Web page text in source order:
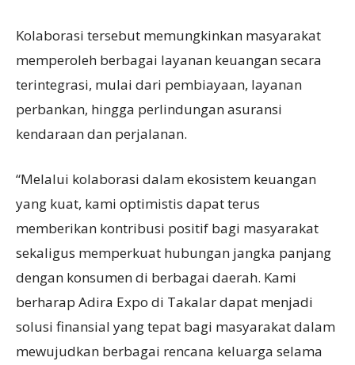
Kolaborasi tersebut memungkinkan masyarakat
memperoleh berbagai layanan keuangan secara
terintegrasi, mulai dari pembiayaan, layanan
perbankan, hingga perlindungan asuransi
kendaraan dan perjalanan.
“Melalui kolaborasi dalam ekosistem keuangan
yang kuat, kami optimistis dapat terus
memberikan kontribusi positif bagi masyarakat
sekaligus memperkuat hubungan jangka panjang
dengan konsumen di berbagai daerah. Kami
berharap Adira Expo di Takalar dapat menjadi
solusi finansial yang tepat bagi masyarakat dalam
mewujudkan berbagai rencana keluarga selama